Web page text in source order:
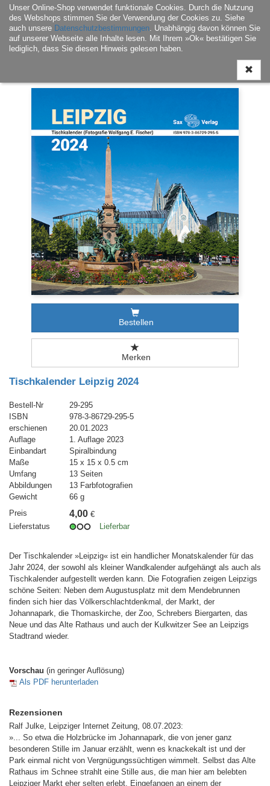
Unser Online-Shop verwendet funktionale Cookies. Durch die Nutzung
des Webshops stimmen Sie der Verwendung der Cookies zu. Siehe
auch unsere Datenschutzbestimmungen. Unabhängig davon können Sie
auf unserer Webseite alle Inhalte lesen. Mit Ihrem »Ok« bestätigen Sie
lediglich, dass Sie diesen Hinweis gelesen haben.
ein-/
Bestellen
Merken
Tischkalender Leipzig 2024
Bestell-Nr
29-295
ISBN
978-3-86729-295-5
erschienen
20.01.2023
Auflage
1. Auflage 2023
Einbandart
Spiralbindung
Maße
15 x 15 x 0.5 cm
Umfang
13 Seiten
Abbildungen
13 Farbfotografien
Gewicht
66 g
Preis
4,00 €
Lieferstatus
Lieferbar
Der Tischkalender »Leipzig« ist ein handlicher Monatskalender für das
Jahr 2024, der sowohl als kleiner Wandkalender aufgehängt als auch als
Tischkalender aufgestellt werden kann. Die Fotografien zeigen Leipzigs
schöne Seiten: Neben dem Augustusplatz mit dem Mendebrunnen
finden sich hier das Völkerschlachtdenkmal, der Markt, der
Johannapark, die Thomaskirche, der Zoo, Schrebers Biergarten, das
Neue und das Alte Rathaus und auch der Kulkwitzer See an Leipzigs
Stadtrand wieder.
Vorschau (in geringer Auflösung)
Als PDF herunterladen
Rezensionen
Ralf Julke, Leipziger Internet Zeitung, 08.07.2023:
»... So etwa die Holzbrücke im Johannapark, die von jener ganz
besonderen Stille im Januar erzählt, wenn es knackekalt ist und der
Park einmal nicht von Vergnügungssüchtigen wimmelt. Selbst das Alte
Rathaus im Schnee strahlt eine Stille aus, die man hier am belebten
Leipziger Markt eher selten erlebt. Eingefangen an einem der